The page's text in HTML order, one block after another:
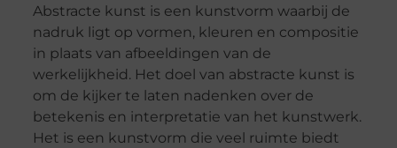
Abstracte kunst is een kunstvorm waarbij de
nadruk ligt op vormen, kleuren en compositie
in plaats van afbeeldingen van de
werkelijkheid. Het doel van abstracte kunst is
om de kijker te laten nadenken over de
betekenis en interpretatie van het kunstwerk.
Het is een kunstvorm die veel ruimte biedt